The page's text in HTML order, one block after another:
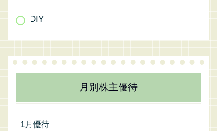
DIY
月別株主優待
1月優待